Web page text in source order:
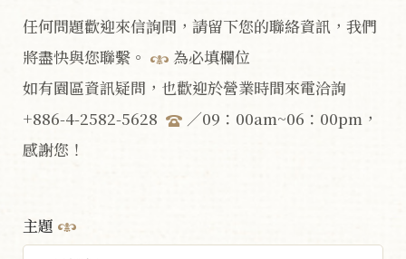
任何問題歡迎來信詢問，請留下您的聯絡資訊，我們
將盡快與您聯繫。
為必填欄位
如有園區資訊疑問，也歡迎於營業時間來電洽詢
+886-4-2582-5628
／09：00am~06：00pm，
感謝您！
主題